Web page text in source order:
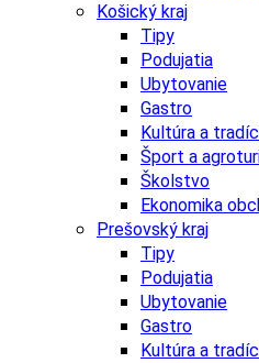
Košický kraj
Tipy
Podujatia
Ubytovanie
Gastro
Kultúra a
Šport a
Školstvo
Ekonomika
Prešovský kraj
Tipy
Podujatia
Ubytovanie
Gastro
Kultúra a